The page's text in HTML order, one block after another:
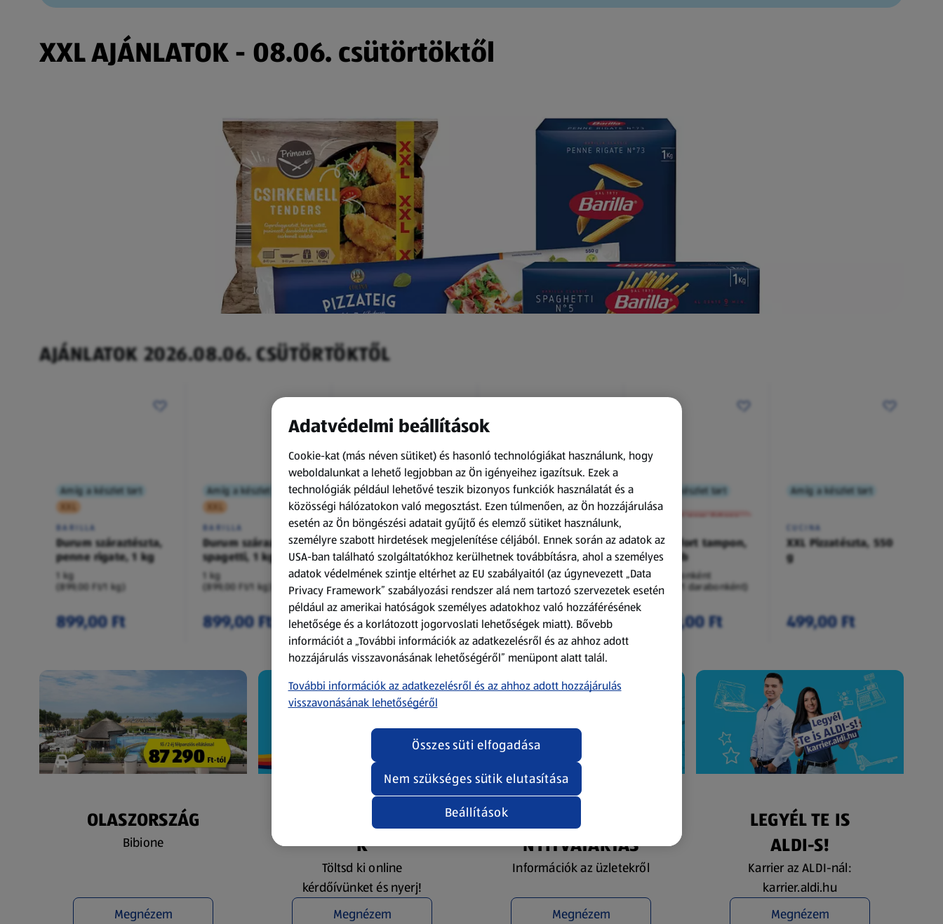
XXL AJÁNLATOK - 08.06. csütörtöktől
AJÁNLATOK 2026.08.06. CSÜTÖRTÖKTŐL
Amíg a készlet tart
XXL
BARILLA
Durum száraztészta,
penne rigate, 1 kg
1 kg
(899,00 Ft/1 kg)
899,00 Ft
Amíg a készlet tart
XXL
BARILLA
Durum száraztészta,
spagetti, 1 kg
1 kg
(899,00 Ft/1 kg)
899,00 Ft
Amíg a készlet tart
XXL
ACTIMEL
Actimel joghurtital, 8
palack
0,8 kg
(1 186,25 Ft/1 kg)
949,00 Ft
Amíg a készlet tart
XXL
O.B.
Procomfort tampon,
64 darab
64 darabonként
(59,36 Ft/1 darabonként)
3 799,00 Ft
Amíg a készlet tart
XXL
A termék nem érkezett meg!
Procomfort tampon,
54 darab
54 darabonként
(62,94 Ft/1 darabonként)
3 399,00 Ft
Amíg a készlet tart
CUCINA
XXL Pizzatészta, 550
g
499,00 Ft
OLASZORSZÁG
Bibione
Megnézem
NYEREMÉNYJÁTÉ
K
Töltsd ki online
kérdőívünket és nyerj!
Megnézem
ÜZLETKERESŐ ÉS
NYITVATARTÁS
Információk az üzletekről
Megnézem
LEGYÉL TE IS
ALDI-S!
Karrier az ALDI-nál:
karrier.aldi.hu
Megnézem
Adatvédelmi beállítások
Cookie-kat (más néven sütiket) és hasonló technológiákat használunk, hogy
weboldalunkat a lehető legjobban az Ön igényeihez igazítsuk. Ezek a
technológiák például lehetővé teszik bizonyos funkciók használatát és a
közösségi hálózatokon való megosztást. Ezen túlmenően, az Ön hozzájárulása
esetén az Ön böngészési adatait gyűjtő és elemző sütiket használunk,
személyre szabott hirdetések megjelenítése céljából. Ennek során az adatok az
USA-ban található szolgáltatókhoz kerülhetnek továbbításra, ahol a személyes
adatok védelmének szintje eltérhet az EU szabályaitól (az úgynevezett „Data
Privacy Framework” szabályozási rendszer alá nem tartozó szervezetek esetén
például az amerikai hatóságok személyes adatokhoz való hozzáférésének
lehetősége és a korlátozott jogorvoslati lehetőségek miatt). Bővebb
információt a „További információk az adatkezelésről és az ahhoz adott
hozzájárulás visszavonásának lehetőségéről” menüpont alatt talál.
További információk az adatkezelésről és az ahhoz adott hozzájárulás
visszavonásának lehetőségéről
Beállítások
Nem szükséges sütik elutasítása
Összes süti elfogadása